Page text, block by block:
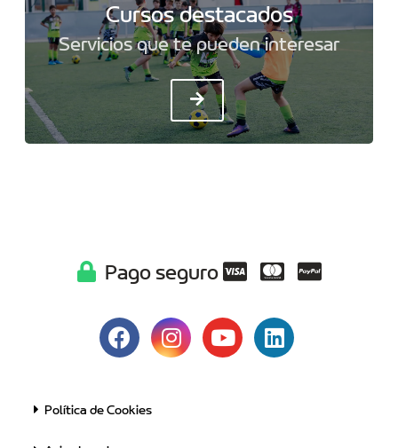
Cursos destacados
Servicios que te pueden interesar
Pago seguro
Política de Cookies